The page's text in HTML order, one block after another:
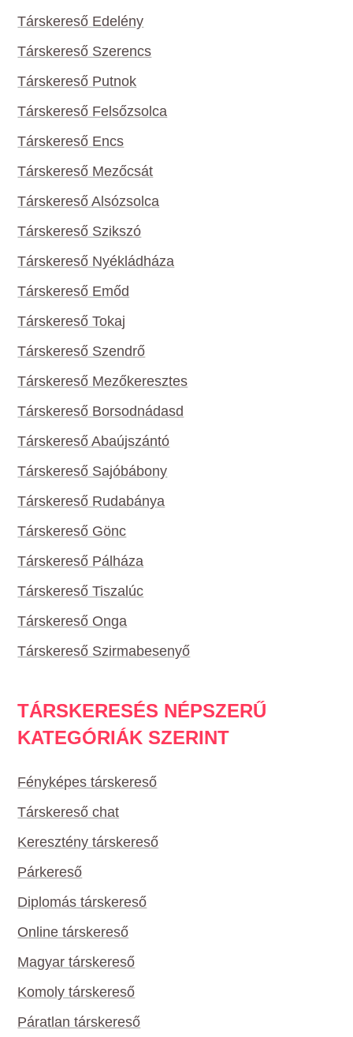
Társkereső Edelény
Társkereső Szerencs
Társkereső Putnok
Társkereső Felsőzsolca
Társkereső Encs
Társkereső Mezőcsát
Társkereső Alsózsolca
Társkereső Szikszó
Társkereső Nyékládháza
Társkereső Emőd
Társkereső Tokaj
Társkereső Szendrő
Társkereső Mezőkeresztes
Társkereső Borsodnádasd
Társkereső Abaújszántó
Társkereső Sajóbábony
Társkereső Rudabánya
Társkereső Gönc
Társkereső Pálháza
Társkereső Tiszalúc
Társkereső Onga
Társkereső Szirmabesenyő
TÁRSKERESÉS NÉPSZERŰ
KATEGÓRIÁK SZERINT
Fényképes társkereső
Társkereső chat
Keresztény társkereső
Párkereső
Diplomás társkereső
Online társkereső
Magyar társkereső
Komoly társkereső
Páratlan társkereső